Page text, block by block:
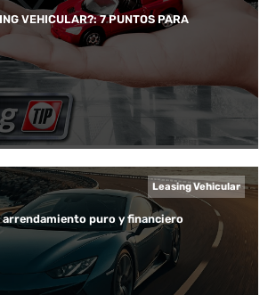
VEHICULAR?: 7 PUNTOS PARA
Leasing Vehicular
puro y financiero